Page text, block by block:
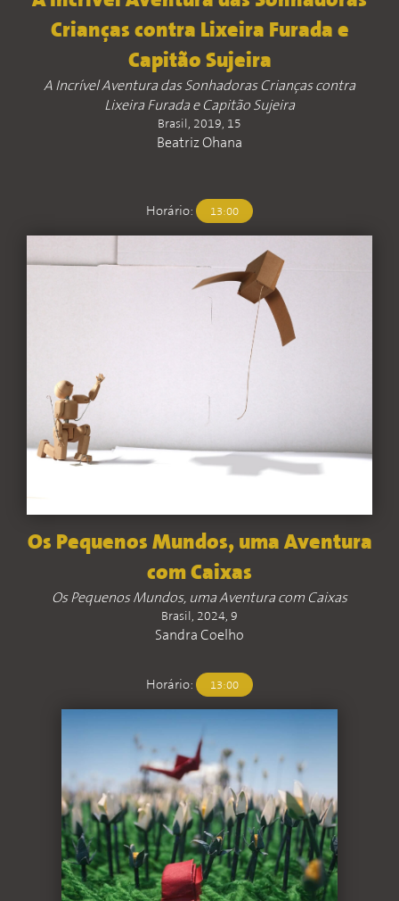
Crianças contra Lixeira Furada e
Capitão Sujeira
A Incrível Aventura das Sonhadoras Crianças contra
Lixeira Furada e Capitão Sujeira
Brasil, 2019, 15
Beatriz Ohana
Horário: 13:00
Os Pequenos Mundos, uma Aventura
com Caixas
Os Pequenos Mundos, uma Aventura com Caixas
Brasil, 2024, 9
Sandra Coelho
Horário: 13:00